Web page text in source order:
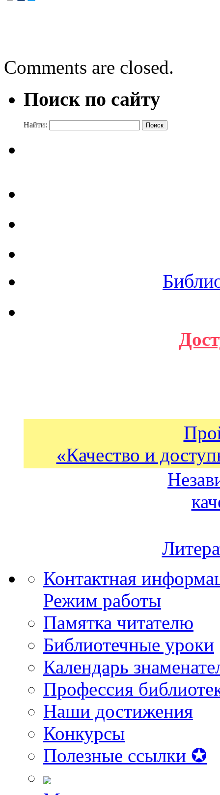
Comments are closed.
Поиск по сайту
Найти:
«Качество и
Контактная
Режим работы
Памятка читателю
Библиотечные уроки
Календарь
Профессия
Наши достижения
Конкурсы
Полезные ссылки ✪